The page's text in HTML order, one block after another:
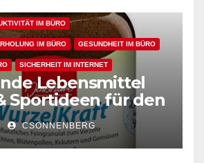
IM BÜRO
IM BÜRO GESUNDHEIT IM BÜRO
SICHERHEIT IM INTERNET
Lebensmittel
Sportideen für den
– für einen
Büroalltag
CSONNENBERG
BÜRO GADGETS
FRAUEN BÜRO GADGETS FÜR MÄNNER
IM BÜRO